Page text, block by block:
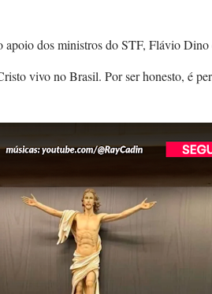
apoio dos ministros do STF, Flávio
vivo no Brasil. Por ser honesto, é